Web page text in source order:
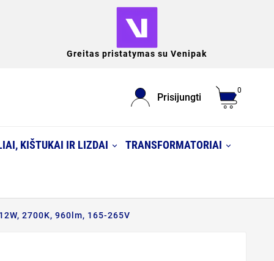
Greitas pristatymas su Venipak
Prisijungti
0
KIŠTUKAI IR LIZDAI TRANSFORMATORIAI
2700K, 960lm, 165-265V